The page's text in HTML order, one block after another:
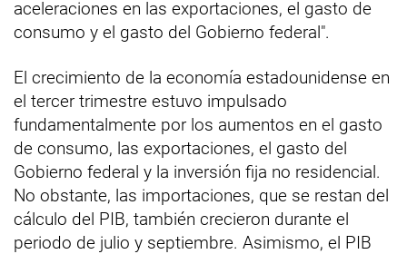
aceleraciones en las exportaciones, el gasto de
consumo y el gasto del Gobierno federal".
El crecimiento de la economía estadounidense en
el tercer trimestre estuvo impulsado
fundamentalmente por los aumentos en el gasto
de consumo, las exportaciones, el gasto del
Gobierno federal y la inversión fija no residencial.
No obstante, las importaciones, que se restan del
cálculo del PIB, también crecieron durante el
periodo de julio y septiembre. Asimismo, el PIB